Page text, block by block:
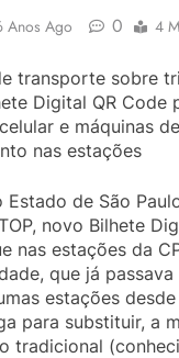
Anos Ago 0 4
transporte sobre
Digital QR Code
e máquinas de
nas estações
Estado de São
novo Bilhete
nas estações da
que já
estações
para substituir, a
tradicional